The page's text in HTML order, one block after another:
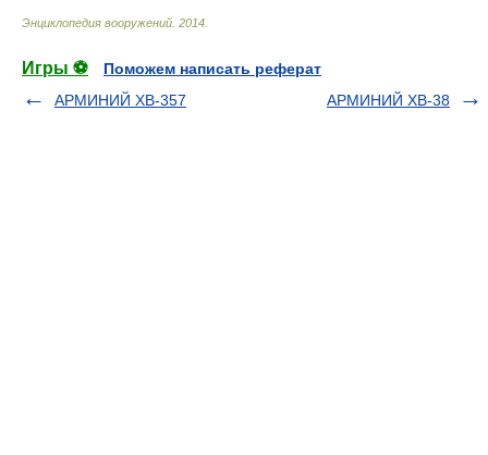
Энциклопедия вооружений 2014
Игры ⚽
Поможем написать реферат
АРМИНИЙ ХВ-357
АРМИНИЙ ХВ-38